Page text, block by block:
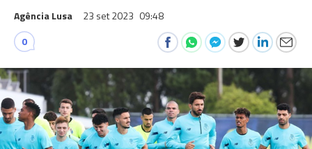
Agência Lusa 23 set 2023 09:48
0